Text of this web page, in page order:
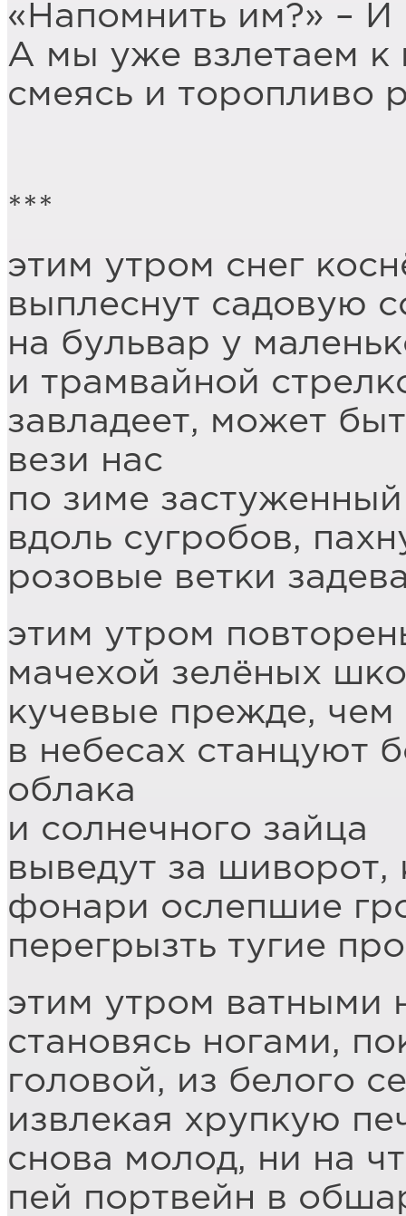
«Напомнить им?» – И
А мы уже взлетаем к
смеясь и торопливо
***
этим утром снег
выплеснут садовую
на бульвар у
и трамвайной
завладеет, может
вези нас
по зиме
вдоль сугробов,
розовые ветки
этим утром
мачехой зелёных
кучевые прежде, чем
в небесах станцуют
облака
и солнечного зайца
выведут за шиворот,
фонари ослепшие
перегрызть тугие
этим утром ватными
становясь ногами,
головой, из белого
извлекая хрупкую
снова молод, ни на
пей портвейн в